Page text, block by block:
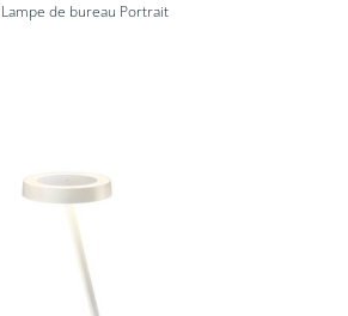
de bureau Portrait